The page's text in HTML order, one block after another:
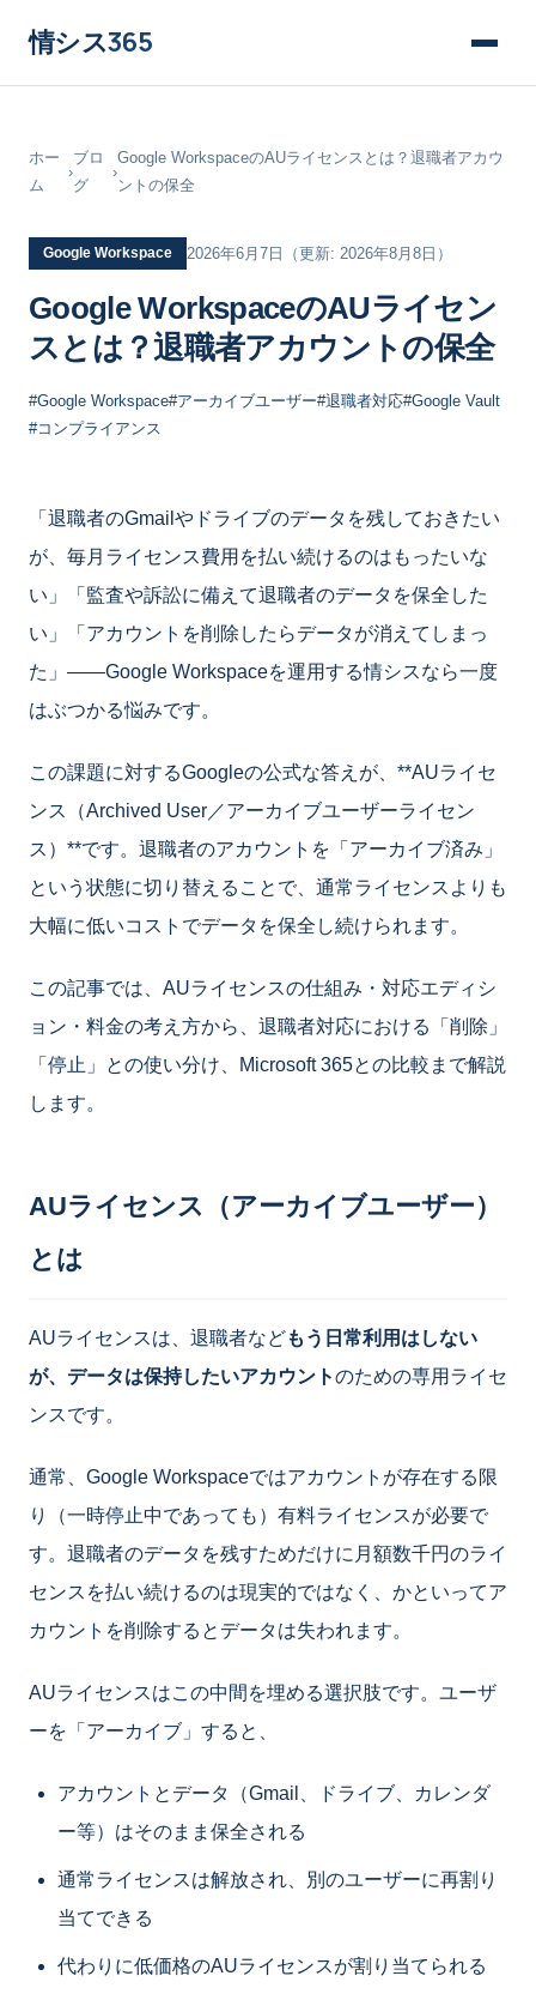
情シス365
ホー
ム
›
ブロ
グ
›
Google WorkspaceのAUライセンスとは？退職者アカウ
ントの保全
Google Workspace 2026年6月7日 （更新: 2026年8月8日）
Google WorkspaceのAUライセン
スとは？退職者アカウントの保全
#Google Workspace#アーカイブユーザー#退職者対応#Google Vault
#コンプライアンス
「退職者のGmailやドライブのデータを残しておきたい
が、毎月ライセンス費用を払い続けるのはもったいな
い」「監査や訴訟に備えて退職者のデータを保全した
い」「アカウントを削除したらデータが消えてしまっ
た」——Google Workspaceを運用する情シスなら一度
はぶつかる悩みです。
この課題に対するGoogleの公式な答えが、**AUライセ
ンス（Archived User／アーカイブユーザーライセン
ス）**です。退職者のアカウントを「アーカイブ済み」
という状態に切り替えることで、通常ライセンスよりも
大幅に低いコストでデータを保全し続けられます。
この記事では、AUライセンスの仕組み・対応エディシ
ョン・料金の考え方から、退職者対応における「削除」
「停止」との使い分け、Microsoft 365との比較まで解説
します。
AUライセンス（アーカイブユーザー）
とは
AUライセンスは、退職者などもう日常利用はしない
が、データは保持したいアカウントのための専用ライセ
ンスです。
通常、Google Workspaceではアカウントが存在する限
り（一時停止中であっても）有料ライセンスが必要で
す。退職者のデータを残すためだけに月額数千円のライ
センスを払い続けるのは現実的ではなく、かといってア
カウントを削除するとデータは失われます。
AUライセンスはこの中間を埋める選択肢です。ユーザ
ーを「アーカイブ」すると、
アカウントとデータ（Gmail、ドライブ、カレンダ
ー等）はそのまま保全される
通常ライセンスは解放され、別のユーザーに再割り
当てできる
代わりに低価格のAUライセンスが割り当てられる